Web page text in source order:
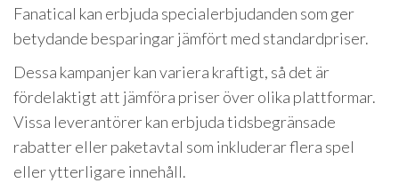
Fanatical kan erbjuda specialerbjudanden som ger
betydande besparingar jämfört med standardpriser.
Dessa kampanjer kan variera kraftigt, så det är
fördelaktigt att jämföra priser över olika plattformar.
Vissa leverantörer kan erbjuda tidsbegränsade
rabatter eller paketavtal som inkluderar flera spel
eller ytterligare innehåll.